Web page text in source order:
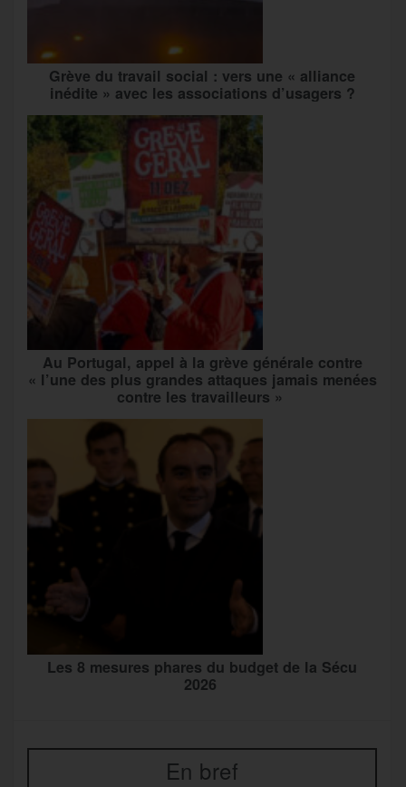
Grève du travail social : vers une « alliance
inédite » avec les associations d’usagers ?
Au Portugal, appel à la grève générale contre
« l’une des plus grandes attaques jamais menées
contre les travailleurs »
Les 8 mesures phares du budget de la Sécu
2026
En bref